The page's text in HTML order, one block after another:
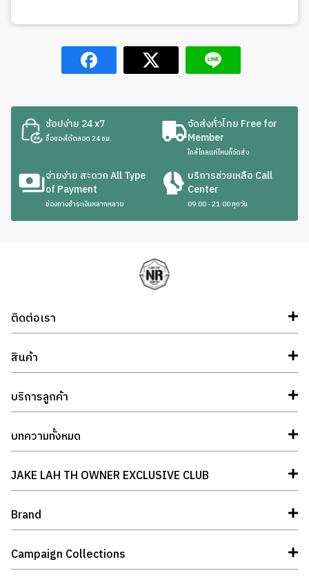
ช้อปง่าย 24 x7
ซื้อของได้ตลอด 24 ชม.
จัดส่งทั่วไทย Free for
Member
ใกล้ไกลแค่ไหนก็จัดส่ง
จ่ายง่าย สะดวก All Type
of Payment
ช่องทางชำระเงินหลากหลาย
บริการช่วยเหลือ Call
Center
09:00 - 21:00 ทุกวัน
ติดต่อเรา
สินค้า
บริการลูกค้า
บทความทั้งหมด
JAKE LAH TH OWNER EXCLUSIVE CLUB
Brand
Campaign Collections